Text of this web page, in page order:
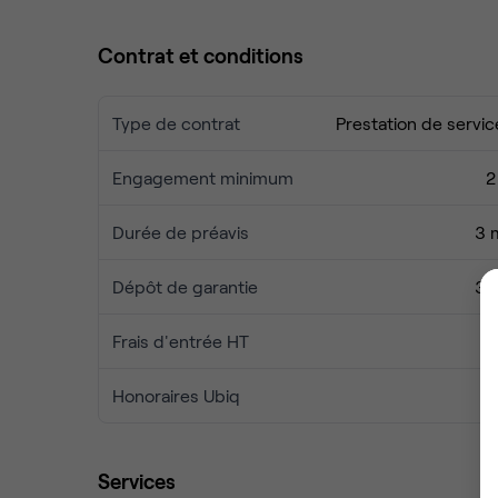
Contrat et conditions
Type de contrat Prestation de
Engagement minimum
Durée de préavis 3
Dépôt de garantie 3
Frais d'entrée HT
Honoraires Ubiq
Services